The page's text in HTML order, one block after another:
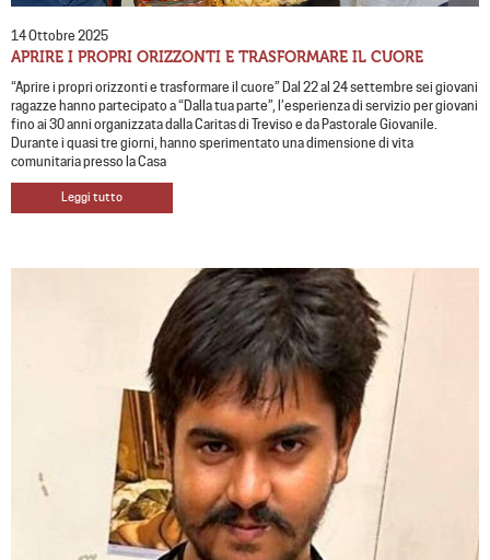
14 Ottobre 2025
APRIRE I PROPRI ORIZZONTI E TRASFORMARE IL CUORE
“Aprire i propri orizzonti e trasformare il cuore” Dal 22 al 24 settembre sei giovani
ragazze hanno partecipato a “Dalla tua parte”, l’esperienza di servizio per giovani
fino ai 30 anni organizzata dalla Caritas di Treviso e da Pastorale Giovanile.
Durante i quasi tre giorni, hanno sperimentato una dimensione di vita
comunitaria presso la Casa
Leggi tutto